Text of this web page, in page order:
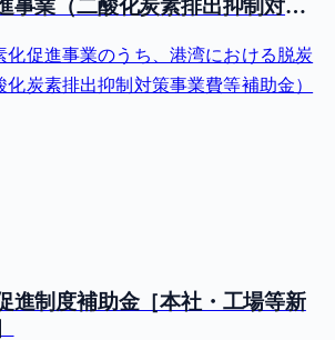
事業（二酸化炭素排出抑制対策
化促進事業のうち、港湾における脱炭
炭素排出抑制対策事業費等補助金）
進制度補助金［本社・工場等新